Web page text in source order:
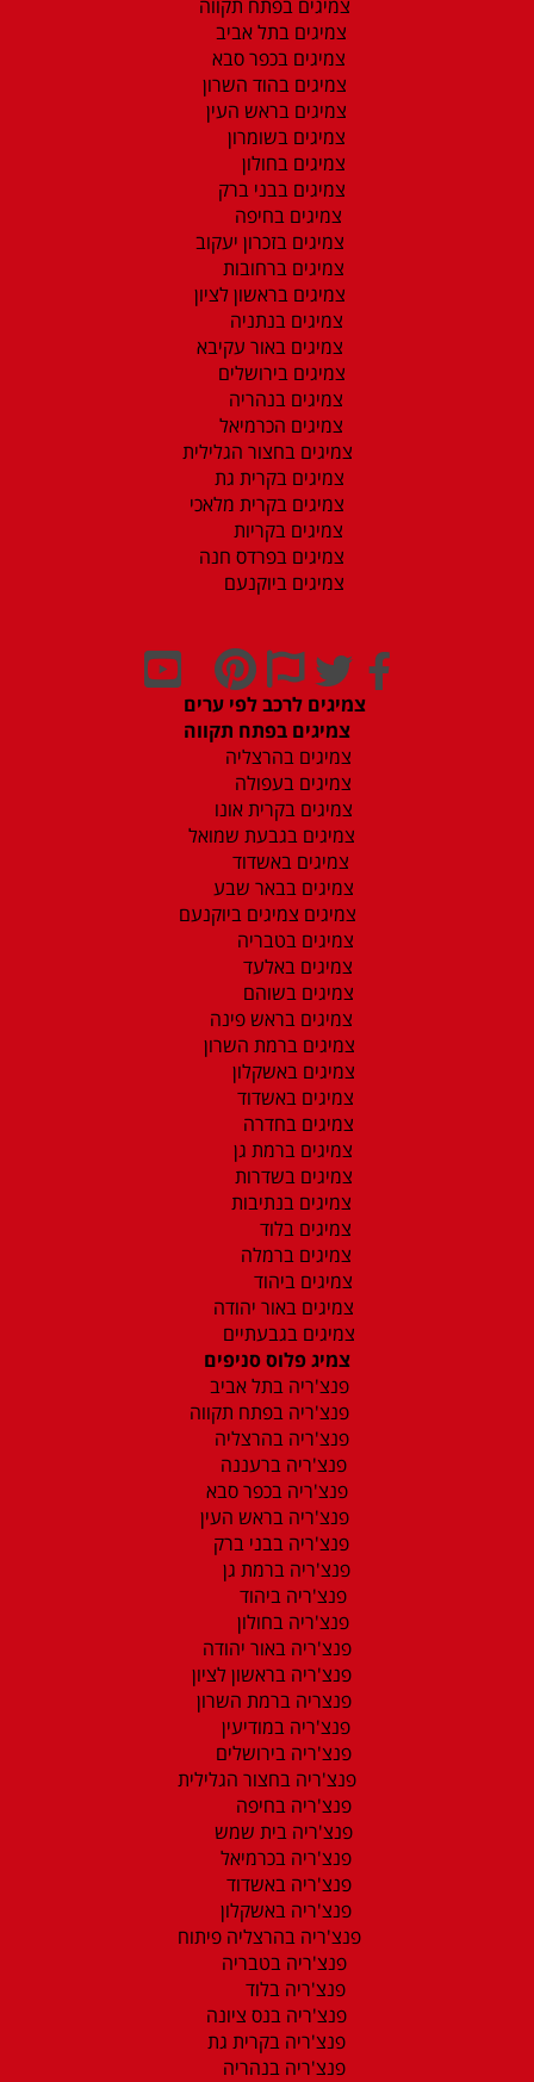
צמיגים בפתח תקווה
צמיגים בתל אביב
צמיגים בכפר סבא
צמיגים בהוד השרון
צמיגים בראש העין
צמיגים בשומרון
צמיגים בחולון
צמיגים בבני ברק
צמיגים בחיפה
צמיגים בזכרון יעקוב
צמיגים ברחובות
צמיגים בראשון לציון
צמיגים בנתניה
צמיגים באור עקיבא
צמיגים בירושלים
צמיגים בנהריה
צמיגים הכרמיאל
צמיגים בחצור הגלילית
צמיגים בקרית גת
צמיגים בקרית מלאכי
צמיגים בקריות
צמיגים בפרדס חנה
צמיגים ביוקנעם
צמיגים לרכב לפי ערים
צמיגים בפתח תקווה
צמיגים בהרצליה
צמיגים בעפולה
צמיגים בקרית אונו
צמיגים בגבעת שמואל
צמיגים באשדוד
צמיגים בבאר שבע
צמיגים צמיגים ביוקנעם
צמיגים בטבריה
צמיגים באלעד
צמיגים בשוהם
צמיגים בראש פינה
צמיגים ברמת השרון
צמיגים באשקלון
צמיגים באשדוד
צמיגים בחדרה
צמיגים ברמת גן
צמיגים בשדרות
צמיגים בנתיבות
צמיגים בלוד
צמיגים ברמלה
צמיגים ביהוד
צמיגים באור יהודה
צמיגים בגבעתיים
צמיג פלוס סניפים
פנצ'ריה בתל אביב
פנצ'ריה בפתח תקווה
פנצ'ריה בהרצליה
פנצ'ריה ברעננה
פנצ'ריה בכפר סבא
פנצ'ריה בראש העין
פנצ'ריה בבני ברק
פנצ'ריה ברמת גן
פנצ'ריה ביהוד
פנצ'ריה בחולון
פנצ'ריה באור יהודה
פנצ'ריה בראשון לציון
פנצריה ברמת השרון
פנצ'ריה במודיעין
פנצ'ריה בירושלים
פנצ'ריה בחצור הגלילית
פנצ'ריה בחיפה
פנצ'ריה בית שמש
פנצ'ריה בכרמיאל
פנצ'ריה באשדוד
פנצ'ריה באשקלון
פנצ'ריה בהרצליה פיתוח
פנצ'ריה בטבריה
פנצ'ריה בלוד
פנצ'ריה בנס ציונה
פנצ'ריה בקרית גת
פנצ'ריה בנהריה